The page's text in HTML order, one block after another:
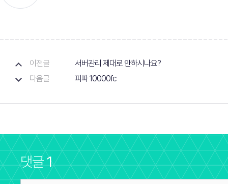
이전글
서버관리 제대로 안하시나요?
다음글
피파 10000fc
댓글1